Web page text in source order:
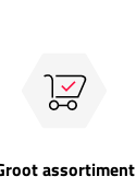
assortiment